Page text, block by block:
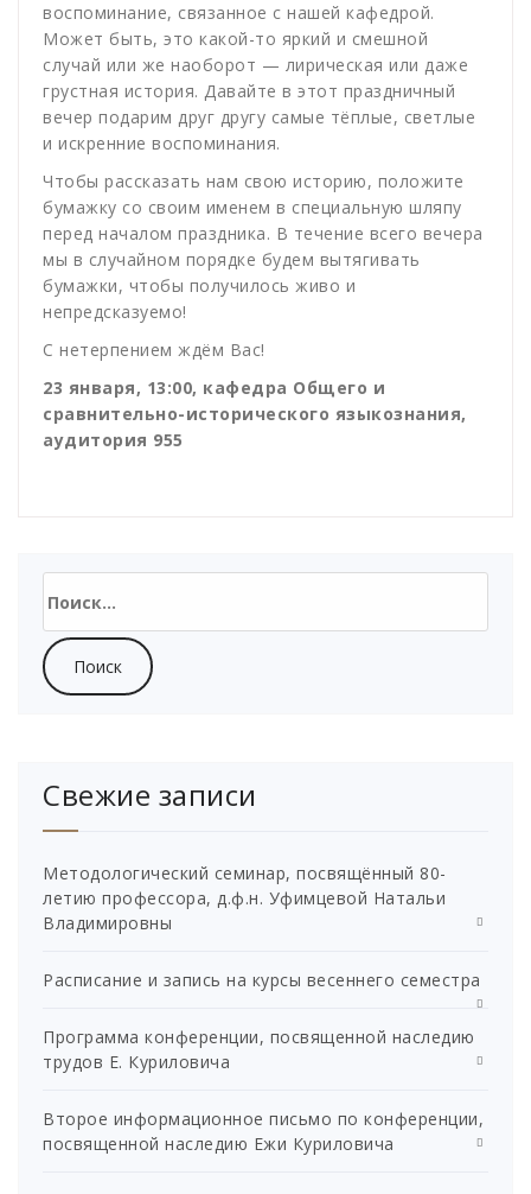
воспоминание, связанное с нашей кафедрой.
Может быть, это какой-то яркий и смешной
случай или же наоборот — лирическая или даже
грустная история. Давайте в этот праздничный
вечер подарим друг другу самые тёплые, светлые
и искренние воспоминания.
Чтобы рассказать нам свою историю, положите
бумажку со своим именем в специальную шляпу
перед началом праздника. В течение всего вечера
мы в случайном порядке будем вытягивать
бумажки, чтобы получилось живо и
непредсказуемо!
С нетерпением ждём Вас!
23 января, 13:00, кафедра Общего и
сравнительно-исторического языкознания,
аудитория 955
Свежие записи
Методологический семинар, посвящённый 80-
летию профессора, д.ф.н. Уфимцевой Натальи
Владимировны
Расписание и запись на курсы весеннего семестра
Программа конференции, посвященной наследию
трудов Е. Куриловича
Второе информационное письмо по конференции,
посвященной наследию Ежи Куриловича